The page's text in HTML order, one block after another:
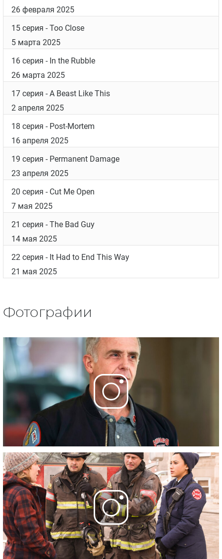
26 февраля 2025
15 серия - Too Close
5 марта 2025
16 серия - In the Rubble
26 марта 2025
17 серия - A Beast Like This
2 апреля 2025
18 серия - Post-Mortem
16 апреля 2025
19 серия - Permanent Damage
23 апреля 2025
20 серия - Cut Me Open
7 мая 2025
21 серия - The Bad Guy
14 мая 2025
22 серия - It Had to End This Way
21 мая 2025
Фотографии